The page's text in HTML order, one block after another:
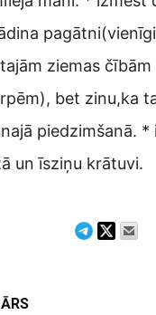
ziemas čībām
bet zinu,ka
piedzimšanā.
un īsziņu krātuvi.